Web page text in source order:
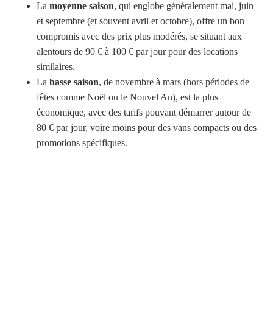
La moyenne saison, qui englobe généralement mai, juin
et septembre (et souvent avril et octobre), offre un bon
compromis avec des prix plus modérés, se situant aux
alentours de 90 € à 100 € par jour pour des locations
similaires.
La basse saison, de novembre à mars (hors périodes de
fêtes comme Noël ou le Nouvel An), est la plus
économique, avec des tarifs pouvant démarrer autour de
80 € par jour, voire moins pour des vans compacts ou des
promotions spécifiques.